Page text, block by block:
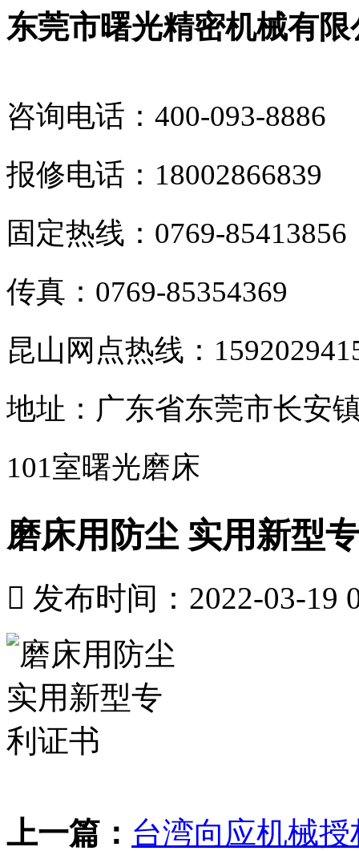
东莞市曙光精密机械有限
咨询电话：400-093-8886
报修电话：18002866839
固定热线：0769-85413856
传真：0769-85354369
昆山网点热线：
地址：广东省东莞市长安
101室曙光磨床
磨床用防尘 实用新型
 发布时间：2022-03-19
上一篇： 台湾向应机械授